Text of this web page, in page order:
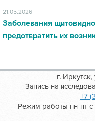
21.05.2026
Заболевания
предотвратить их
г. Иркутск,
Запись на
+7
Режим работы пн-пт с